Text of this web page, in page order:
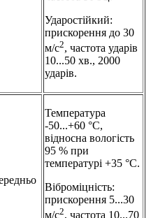
Ударостійкий:
прискорення до 30
м/с2, частота ударів
10...50 хв., 2000
ударів.
Температура
-50...+60 °С,
відносна вологість
95 % при
температурі +35 °С.
Віброміцність:
прискорення 5...30
м/с2, частота 10...70